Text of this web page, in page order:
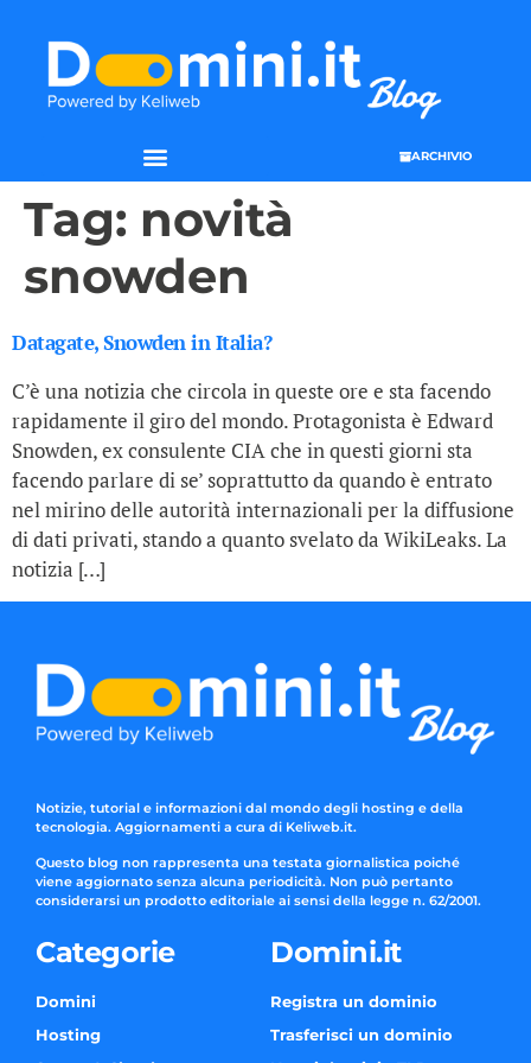
ARCHIVIO
Tag: novità
snowden
Datagate, Snowden in Italia?
C’è una notizia che circola in queste ore e sta facendo
rapidamente il giro del mondo. Protagonista è Edward
Snowden, ex consulente CIA che in questi giorni sta
facendo parlare di se’ soprattutto da quando è entrato
nel mirino delle autorità internazionali per la diffusione
di dati privati, stando a quanto svelato da WikiLeaks. La
notizia […]
Notizie, tutorial e informazioni dal mondo degli hosting e della
tecnologia. Aggiornamenti a cura di Keliweb.it.
Questo blog non rappresenta una testata giornalistica poiché
viene aggiornato senza alcuna periodicità. Non può pertanto
considerarsi un prodotto editoriale ai sensi della legge n. 62/2001.
Categorie
Domini
Hosting
Domini.it
Registra un dominio
Trasferisci un dominio